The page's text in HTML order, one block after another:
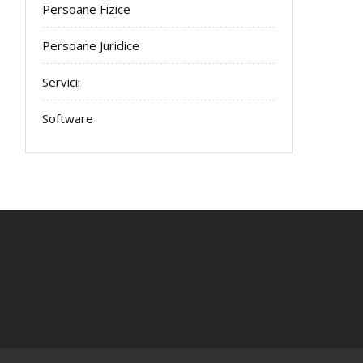
Persoane Fizice
Persoane Juridice
Servicii
Software